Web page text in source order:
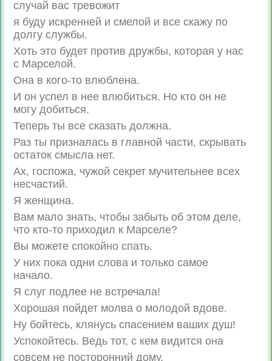
случай вас тревожит
я буду искренней и смелой и все скажу по
долгу службы.
Хоть это будет против дружбы, которая у нас
с Марселой.
Она в кого-то влюблена.
И он успел в нее влюбиться. Но кто он не
могу добиться.
Теперь ты все сказать должна.
Раз ты призналась в главной части, скрывать
остаток смысла нет.
Ах, госпожа, чужой секрет мучительнее всех
несчастий.
Я женщина.
Вам мало знать, чтобы забыть об этом деле,
что кто-то приходил к Марселе?
Вы можете спокойно спать.
У них пока одни слова и только самое
начало.
Я слуг подлее не встречала!
Хорошая пойдет молва о молодой вдове.
Ну бойтесь, клянусь спасением ваших душ!
Успокойтесь. Ведь тот, с кем видится она
совсем не посторонний дому.